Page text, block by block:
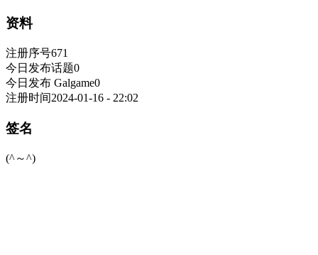
资料
注册序号671
今日发布话题0
今日发布 Galgame0
注册时间2024-01-16 - 22:02
签名
(^～^)